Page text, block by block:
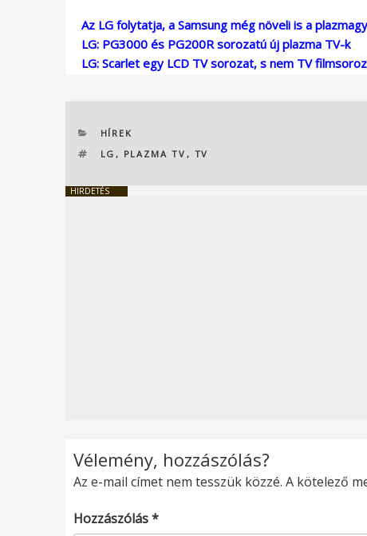
Az LG folytatja, a Samsung még növeli is a
LG: PG3000 és PG200R sorozatú új plazma TV-k
LG: Scarlet egy LCD TV sorozat, s nem TV
KATEGÓRIÁK
HÍREK
CÍMKÉK
LG , PLAZMA TV , TV
HIRDETÉS
Vélemény, hozzászólás?
Az e-mail címet nem tesszük közzé. A kötelező
Hozzászólás*